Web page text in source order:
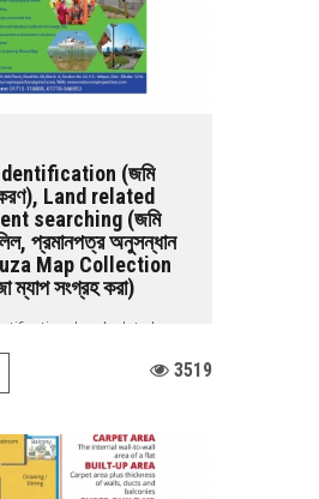
(জমি
Land related
searching (জমি
প্রমানপত্র অনুসন্ধান
Map Collection
ম্যাপ সংগ্রহ করা)
Land related
searching, Mouza map
3519